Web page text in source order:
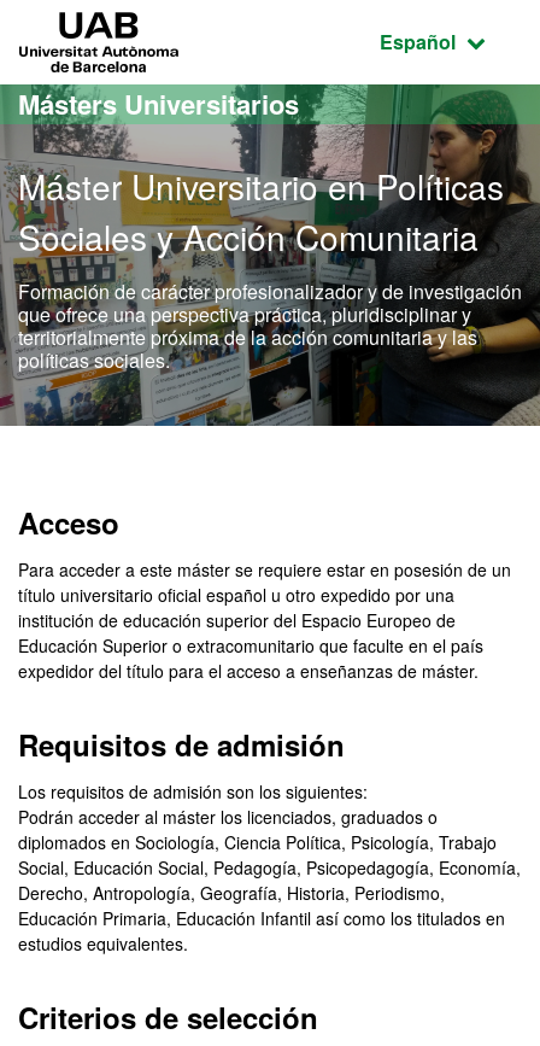
Acceso al contenido principal
Acceso a la navegación de la página
Idioma
Español
Másters Universitarios
Máster Universitario en Políticas
Sociales y Acción Comunitaria
Formación de carácter profesionalizador y de investigación
que ofrece una perspectiva práctica, pluridisciplinar y
territorialmente próxima de la acción comunitaria y las
políticas sociales.
Acceso
Para acceder a este máster se requiere estar en posesión de un
título universitario oficial español u otro expedido por una
institución de educación superior del Espacio Europeo de
Educación Superior o extracomunitario que faculte en el país
expedidor del título para el acceso a enseñanzas de máster.
Requisitos de admisión
Los requisitos de admisión son los siguientes:
Podrán acceder al máster los licenciados, graduados o
diplomados en Sociología, Ciencia Política, Psicología, Trabajo
Social, Educación Social, Pedagogía, Psicopedagogía, Economía,
Derecho, Antropología, Geografía, Historia, Periodismo,
Educación Primaria, Educación Infantil así como los titulados en
estudios equivalentes.
Criterios de selección